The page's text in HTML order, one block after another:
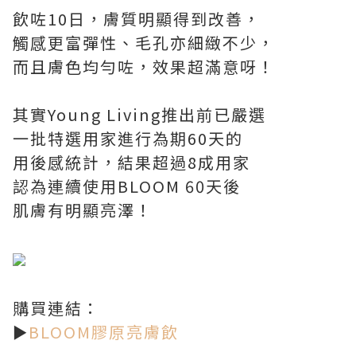
飲咗10日，膚質明顯得到改善，
觸感更富彈性、毛孔亦細緻不少，
而且膚色均勻咗，效果超滿意呀！
其實Young Living推出前已嚴選
一批特選用家進行為期60天的
用後感統計，結果超過8成用家
認為連續使用BLOOM 60天後
肌膚有明顯亮澤！
購買連結：
►BLOOM膠原亮膚飲